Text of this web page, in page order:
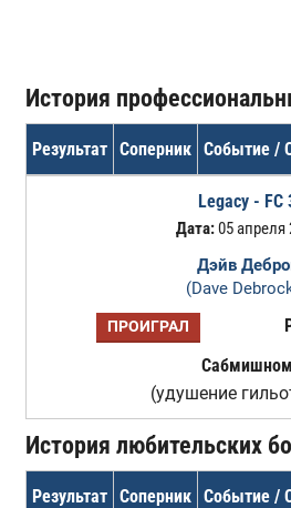
История
Результат Соперник Событие /
Legacy - FC
Дата:05 апреля
Дэйв
(Dave
ПРОИГРАЛ
Сабмишном
(удушение
История любительских
Результат Соперник Событие /